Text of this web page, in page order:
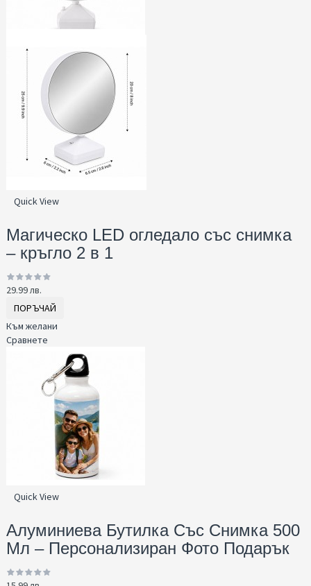
Quick View
Магическо LED огледало със снимка
– кръгло 2 в 1
29.99 лв.
ПОРЪЧАЙ
Към желани
Сравнете
Quick View
Алуминиева Бутилка Със Снимка 500
Мл – Персонализиран Фото Подарък